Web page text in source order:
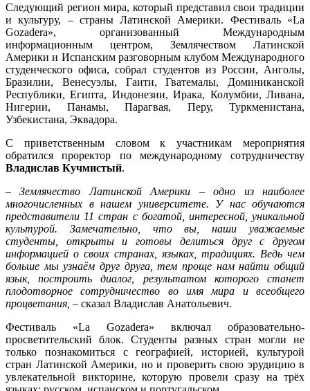
Следующий регион мира, который представил свои традиции
и культуру, – страны Латинской Америки. Фестиваль «La
Gozadera», организованный Международным
информационным центром, Землячеством Латинской
Америки и Испанским разговорным клубом Международного
студенческого офиса, собрал студентов из России, Анголы,
Бразилии, Венесуэлы, Гаити, Гватемалы, Доминиканской
Республики, Египта, Индонезии, Ирака, Колумбии, Ливана,
Нигерии, Панамы, Парагвая, Перу, Туркменистана,
Узбекистана, Эквадора.
С приветственным словом к участникам мероприятия
обратился проректор по международному сотрудничеству
Владислав Кучмистый.
– Землячество Латинской Америки – одно из наиболее
многочисленных в нашем университете. У нас обучаются
представители 11 стран с богатой, интересной, уникальной
культурой. Замечательно, что вы, наши уважаемые
студенты, открыты и готовы делиться друг с другом
информацией о своих странах, языках, традициях. Ведь чем
больше мы узнаём друг друга, тем проще нам найти общий
язык, построить диалог, результатом которого станет
плодотворное сотрудничество во имя мира и всеобщего
процветания, – сказал Владислав Анатольевич.
Фестиваль «La Gozadera» включал образовательно-
просветительский блок. Студенты разных стран могли не
только познакомиться с географией, историей, культурой
стран Латинской Америки, но и проверить свою эрудицию в
увлекательной викторине, которую провели сразу на трёх